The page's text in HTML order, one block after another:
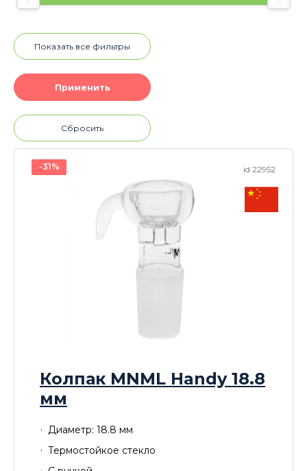
Показать все фильтры
Сбросить
id 22952
-31%
Колпак MNML Handy 18.8
мм
Диаметр: 18.8 мм
Термостойкое стекло